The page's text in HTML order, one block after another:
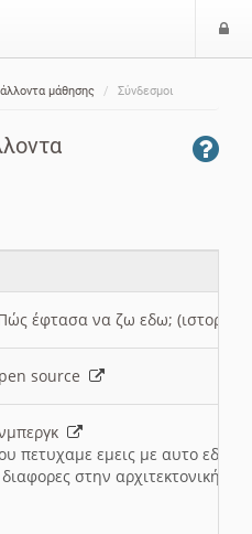
μάθησης Σύνδεσμοι
έφτασα να ζω εδω; (ιστορια)
source
πετυχαμε εμεις με αυτο εδω
στην αρχιτεκτονική